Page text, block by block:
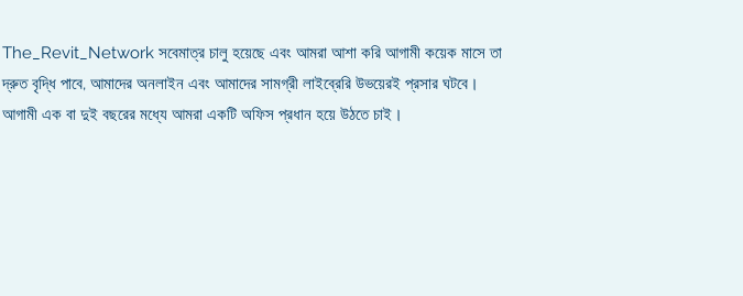
The_Revit_Network সবেমাত্র চালু হয়েছে এবং আমরা আশা করি আগামী কয়েক মাসে তা
দ্রুত বৃদ্ধি পাবে, আমাদের অনলাইন এবং আমাদের সামগ্রী লাইব্রেরি উভয়েরই প্রসার ঘটবে।
আগামী এক বা দুই বছরের মধ্যে আমরা একটি অফিস প্রধান হয়ে উঠতে চাই।